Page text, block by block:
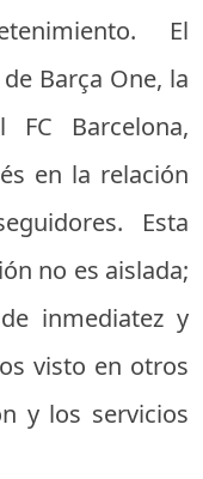
El
Barça One, la
FC Barcelona,
en la relación
Esta
no es aislada;
inmediatez y
visto en otros
y los servicios